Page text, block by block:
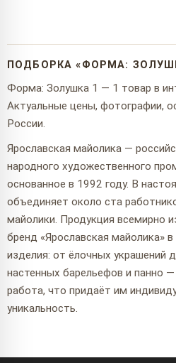
ПОДБОРКА «ФОРМА:
Форма: Золушка 1 — 1 товар в
Актуальные цены, фотографии,
России.
Ярославская майолика —
народного художественного
основанное в 1992 году. В
объединяет около ста
майолики. Продукция всемирно
бренд «Ярославская майолика»
изделия: от ёлочных украшений
настенных барельефов и панно
работа, что придаёт им
уникальность.